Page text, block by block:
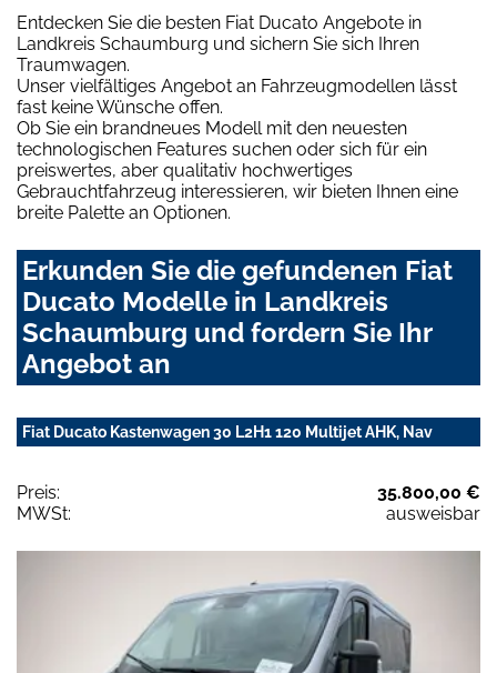
Entdecken Sie die besten Fiat Ducato Angebote in
Landkreis Schaumburg und sichern Sie sich Ihren
Traumwagen.
Unser vielfältiges Angebot an Fahrzeugmodellen lässt
fast keine Wünsche offen.
Ob Sie ein brandneues Modell mit den neuesten
technologischen Features suchen oder sich für ein
preiswertes, aber qualitativ hochwertiges
Gebrauchtfahrzeug interessieren, wir bieten Ihnen eine
breite Palette an Optionen.
Erkunden Sie die gefundenen Fiat
Ducato Modelle in Landkreis
Schaumburg und fordern Sie Ihr
Angebot an
Fiat Ducato Kastenwagen 30 L2H1 120 Multijet AHK, Nav
Preis:
35.800,00 €
MWSt:
ausweisbar